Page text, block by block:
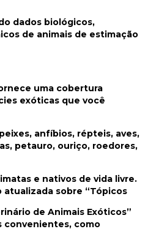
dados biológicos,
de animais de estimação
uma cobertura
exóticas que você
anfíbios, répteis, aves,
petauro, ouriço, roedores,
e nativos de vida livre.
atualizada sobre “Tópicos
de Animais Exóticos”
convenientes, como